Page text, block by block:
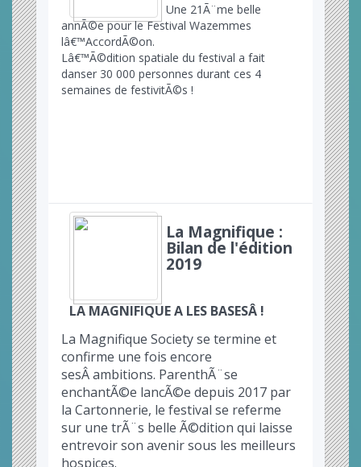
Une 21Ã¨me belle
annÃ©e pour le Festival Wazemmes
lâ€™AccordÃ©on.
Lâ€™Ã©dition spatiale du festival a fait
danser 30 000 personnes durant ces 4
semaines de festivitÃ©s !
La Magnifique :
Bilan de l'édition
2019
LA MAGNIFIQUE A LES BASESÂ !
La Magnifique Society se termine et
confirme une fois encore
sesÂ ambitions. ParenthÃ¨se
enchantÃ©e lancÃ©e depuis 2017 par
la Cartonnerie, le festival se referme
sur une trÃ¨s belle Ã©dition qui laisse
entrevoir son avenir sous les meilleurs
hospices.